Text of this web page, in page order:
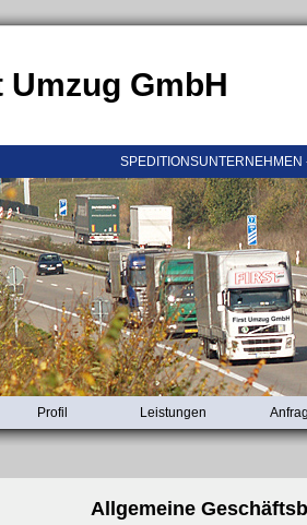
Umzug GmbH
Profil Leistungen
Allgemeine